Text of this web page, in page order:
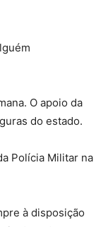
O apoio da
do estado.
Polícia Militar na
à disposição